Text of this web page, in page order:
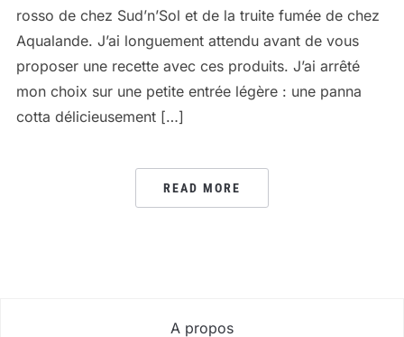
rosso de chez Sud’n’Sol et de la truite fumée de chez
Aqualande. J’ai longuement attendu avant de vous
proposer une recette avec ces produits. J’ai arrêté
mon choix sur une petite entrée légère : une panna
cotta délicieusement […]
READ MORE
A propos